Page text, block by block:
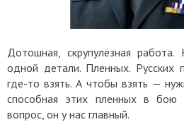
Дотошная, скрупулёзная работа.
одной детали. Пленных. Русских
где-то взять. А чтобы взять —
способная этих пленных в бою
вопрос, он у нас главный.